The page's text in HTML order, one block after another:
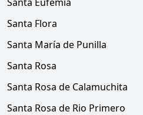
Santa Flora
Santa María de Punilla
Santa Rosa
Santa Rosa de Calamuchita
Santa Rosa de Rio Primero